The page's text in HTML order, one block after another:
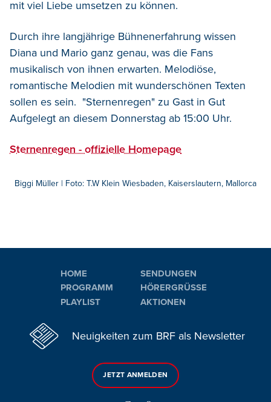
mit viel Liebe umsetzen zu können.
Durch ihre langjährige Bühnenerfahrung wissen
Diana und Mario ganz genau, was die Fans
musikalisch von ihnen erwarten. Melodiöse,
romantische Melodien mit wunderschönen Texten
sollen es sein. "Sternenregen" zu Gast in Gut
Aufgelegt an diesem Donnerstag ab 15:00 Uhr.
Sternenregen - offizielle Homepage
Biggi Müller | Foto: T.W Klein Wiesbaden, Kaiserslautern, Mallorca
HOME
PROGRAMM
PLAYLIST
SENDUNGEN
HÖRERGRÜSSE
AKTIONEN
Neuigkeiten zum BRF als Newsletter
JETZT ANMELDEN